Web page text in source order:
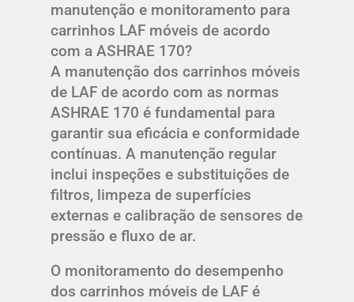
manutenção e monitoramento para
carrinhos LAF móveis de acordo
com a ASHRAE 170?
A manutenção dos carrinhos móveis
de LAF de acordo com as normas
ASHRAE 170 é fundamental para
garantir sua eficácia e conformidade
contínuas. A manutenção regular
inclui inspeções e substituições de
filtros, limpeza de superfícies
externas e calibração de sensores de
pressão e fluxo de ar.
O monitoramento do desempenho
dos carrinhos móveis de LAF é